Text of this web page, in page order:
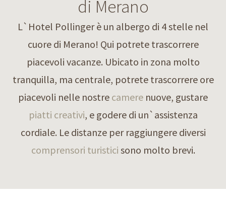
di Merano
L`Hotel Pollinger è un albergo di 4 stelle nel
cuore di Merano! Qui potrete trascorrere
piacevoli vacanze. Ubicato in zona molto
tranquilla, ma centrale, potrete trascorrere ore
piacevoli nelle nostre camere nuove, gustare
piatti creativi, e godere di un`assistenza
cordiale. Le distanze per raggiungere diversi
comprensori turistici sono molto brevi.